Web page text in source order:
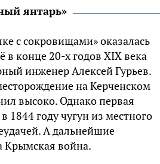
янтарь»
с сокровищами» оказалась
в конце 20-х годов XIX века
инженер Алексей Гурьев.
на Керченском
высоко. Однако первая
1844 году чугун из местного
А дальнейшие
Крымская война.